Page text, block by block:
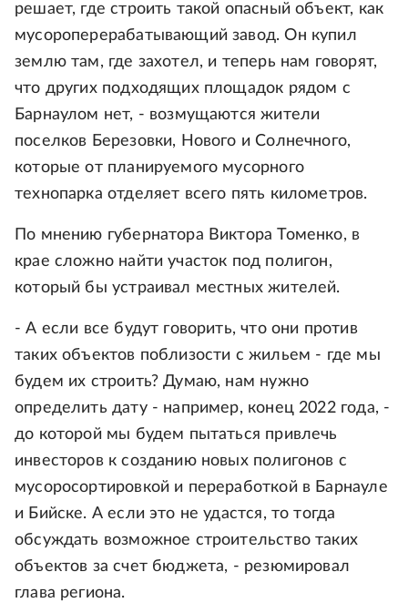
решает, где строить такой опасный объект, как
мусороперерабатывающий завод. Он купил
землю там, где захотел, и теперь нам говорят,
что других подходящих площадок рядом с
Барнаулом нет, - возмущаются жители
поселков Березовки, Нового и Солнечного,
которые от планируемого мусорного
технопарка отделяет всего пять километров.
По мнению губернатора Виктора Томенко, в
крае сложно найти участок под полигон,
который бы устраивал местных жителей.
- А если все будут говорить, что они против
таких объектов поблизости с жильем - где мы
будем их строить? Думаю, нам нужно
определить дату - например, конец 2022 года, -
до которой мы будем пытаться привлечь
инвесторов к созданию новых полигонов с
мусоросортировкой и переработкой в Барнауле
и Бийске. А если это не удастся, то тогда
обсуждать возможное строительство таких
объектов за счет бюджета, - резюмировал
глава региона.